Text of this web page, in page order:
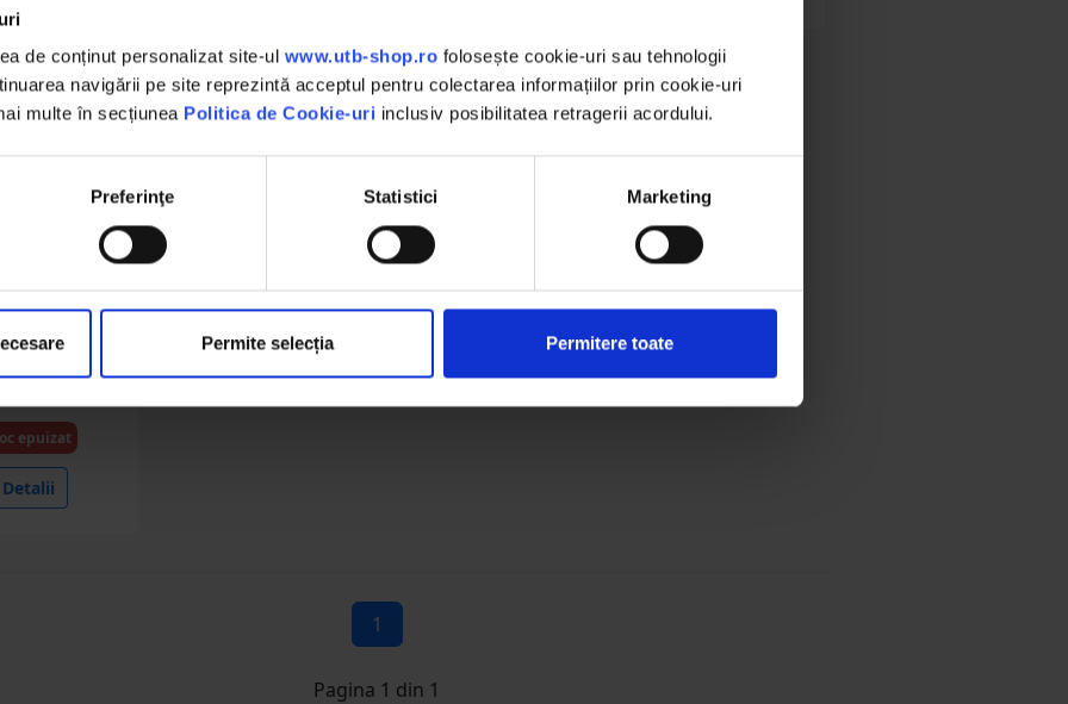
de conținut personalizat site-ul www.utb-shop.ro folosește cookie-uri sau tehnologii
navigării pe site reprezintă acceptul pentru colectarea informațiilor prin cookie-uri
multe în secțiunea Politica de Cookie-uri inclusiv posibilitatea retragerii acordului.
Preferinţe Statistici Marketing
Permite selecția Permitere toate
si minerale
Germany
epuizat
Detalii
1
Pagina 1 din 1